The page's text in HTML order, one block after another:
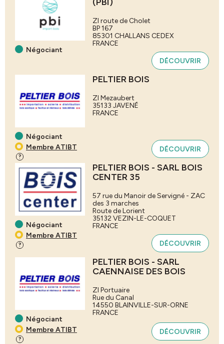
Négociant
ZI route de Cholet
BP 167
85301 CHALLANS CEDEX
FRANCE
DÉCOUVRIR
Négociant
Membre ATIBT
?
PELTIER BOIS
ZI Mezaubert
35133 JAVENÉ
FRANCE
DÉCOUVRIR
Négociant
Membre ATIBT
?
PELTIER BOIS - SARL BOIS
CENTER 35
57 rue du Manoir de Servigné - ZAC
des 3 marches
Route de Lorient
35132 VEZIN-LE-COQUET
FRANCE
DÉCOUVRIR
Négociant
Membre ATIBT
?
PELTIER BOIS - SARL
CAENNAISE DES BOIS
ZI Portuaire
Rue du Canal
14550 BLAINVILLE-SUR-ORNE
FRANCE
DÉCOUVRIR